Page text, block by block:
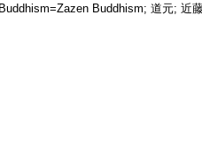
Buddhism; 道元; 近